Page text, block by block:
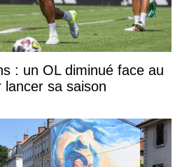
: un OL diminué face au
lancer sa saison